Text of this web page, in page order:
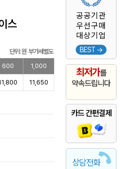
공공기관
우선구매
대상기업
BEST →
최저가를
약속드립니다
카드 간편결제
상담전화
스
단위: 원 부가세별도
600 1,000
11,650